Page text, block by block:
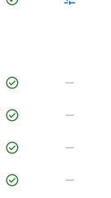
check_circle remove
check_circle remove
check_circle remove
check_circle remove